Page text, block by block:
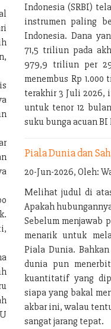
Indonesia (SRBI)
instrumen paling
Indonesia. Dana
71,5 triliun pada
979,9 triliun per
menembus Rp
terakhir 3 Juli 2026,
untuk tenor 12
suku bunga acuan BI
Piala Dunia dan
20-Jun-2026, Oleh:
Melihat judul di
Apakah
Sebelum menjawab
menarik untuk
Piala Dunia.
dunia pun
kuantitatif yang
siapa yang bakal
akbar ini, walau
sangat jarang tepat.